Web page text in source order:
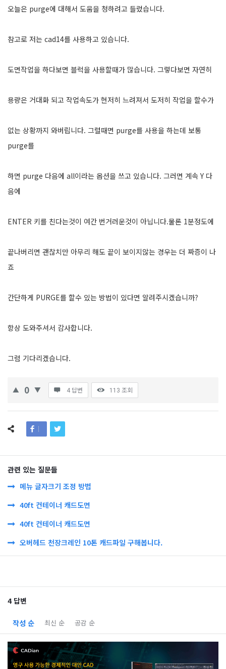
오늘은 purge에 대해서 도움을 청하려고 들렀습니다.
참고로 저는 cad14를 사용하고 있습니다.
도면작업을 하다보면 블럭을 사용할때가 많습니다. 그렇다보면 자연히
용량은 거대화 되고 작업속도가 현저히 느려져서 도저히 작업을 할수가
없는 상황까지 와버립니다. 그럴때면 purge를 사용을 하는데 보통
purge를
하면 purge 다음에 all이라는 옵션을 쓰고 있습니다. 그러면 계속 Y 다
음에
ENTER 키를 친다는것이 여간 번거러운것이 아닙니다.물론 1분정도에
끝나버리면 괜찮치만 아무리 해도 끝이 보이지않는 경우는 더 짜증이 나
죠
간단하게 PURGE를 할수 있는 방법이 있다면 알려주시겠습니까?
항상 도와주셔서 감사합니다.
그럼 기다리겠습니다.
0 4 답변 113 조회
관련 있는 질문들
메뉴 글자크기 조정 방법
40ft 컨테이너 캐드도면
40ft 컨테이너 캐드도면
오버헤드 천장크레인 10톤 캐드파일 구해봅니다.
4 답변
작성 순 최신 순 공감 순